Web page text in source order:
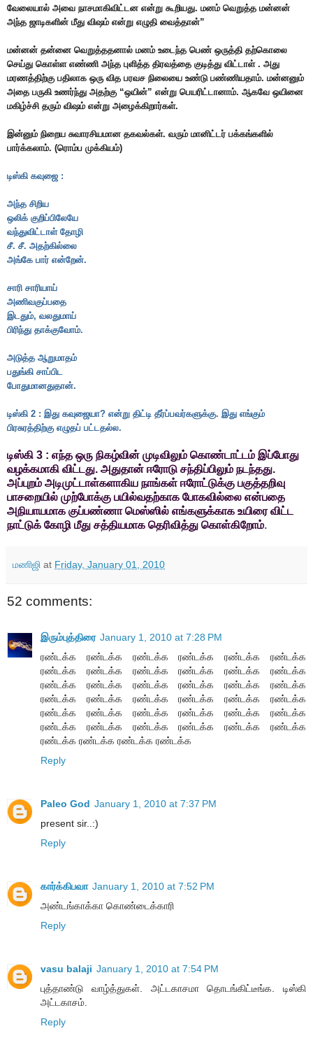
வேலையால் அவை நாசமாகிவிட்டன என்று கூறியது. மனம் வெறுத்த மன்னன்
அந்த ஜாடிகளின் மீது விஷம் என்று எழுதி வைத்தான்”
மன்னன் தன்னை வெறுத்ததனால் மனம் உடைந்த பெண் ஒருத்தி தற்கொலை
செய்து கொள்ள எண்ணி அந்த புளித்த திரவத்தை குடித்து விட்டாள் . அது
மரணத்திற்கு பதிலாக ஒரு வித பரவச நிலையை உண்டு பண்ணியதாம். மன்னனும்
அதை பருகி உணர்ந்து அதற்கு “ஒயின்” என்று பெயரிட்டானாம். ஆகவே ஒயினை
மகிழ்ச்சி தரும் விஷம் என்று அழைக்கிறார்கள்.
இன்னும் நிறைய சுவாரசியமான தகவல்கள். வரும் மானிட்டர் பக்கங்களில்
பார்க்கலாம். (ரொம்ப முக்கியம்)
டிஸ்கி கவுஜை :
அந்த சிறிய
ஒலிக் குறிப்பிலேயே
வந்துவிட்டாள் தோழி
சீ. சீ. அதற்கில்லை
அங்கே பார் என்றேன்.
சாரி சாரியாய்
அணிவகுப்பதை
இடதும், வலதுமாய்
பிரிந்து தாக்குவோம்.
அடுத்த ஆறுமாதம்
பதுங்கி சாப்பிட
போதுமானதுதான்.
டிஸ்கி 2 : இது கவுஜையா? என்று திட்டி தீர்ப்பவர்களுக்கு. இது எங்கும்
பிரசுரத்திற்கு எழுதப் பட்டதல்ல.
டிஸ்கி 3 : எந்த ஒரு நிகழ்வின் முடிவிலும் கொண்டாட்டம் இப்போது
வழக்கமாகி விட்டது. அதுதான் ஈரோடு சந்திப்பிலும் நடந்தது.
அப்புறம் அடிமுட்டாள்களாகிய நாங்கள் ஈரோட்டுக்கு பகுத்தறிவு
பாசறையில் முற்போக்கு பயில்வதற்காக போகவில்லை என்பதை
அநியாயமாக குப்பண்ணா மெஸ்ஸில் எங்களுக்காக உயிரை விட்ட
நாட்டுக் கோழி மீது சத்தியமாக தெரிவித்து கொள்கிறோம்.
மணிஜி at Friday, January 01, 2010
52 comments:
இரும்புத்திரை January 1, 2010 at 7:28 PM
ரண்டக்க ரண்டக்க ரண்டக்க ரண்டக்க ரண்டக்க ரண்டக்க
ரண்டக்க ரண்டக்க ரண்டக்க ரண்டக்க ரண்டக்க ரண்டக்க
ரண்டக்க ரண்டக்க ரண்டக்க ரண்டக்க ரண்டக்க ரண்டக்க
ரண்டக்க ரண்டக்க ரண்டக்க ரண்டக்க ரண்டக்க ரண்டக்க
ரண்டக்க ரண்டக்க ரண்டக்க ரண்டக்க ரண்டக்க ரண்டக்க
ரண்டக்க ரண்டக்க ரண்டக்க ரண்டக்க ரண்டக்க ரண்டக்க
ரண்டக்க ரண்டக்க ரண்டக்க ரண்டக்க
Reply
Paleo God January 1, 2010 at 7:37 PM
present sir..:)
Reply
கார்க்கிபவா January 1, 2010 at 7:52 PM
அண்டங்காக்கா கொண்டைக்காரி
Reply
vasu balaji January 1, 2010 at 7:54 PM
புத்தாண்டு வாழ்த்துகள். அட்டகாசமா தொடங்கிட்டீங்க. டிஸ்கி
அட்டகாசம்.
Reply